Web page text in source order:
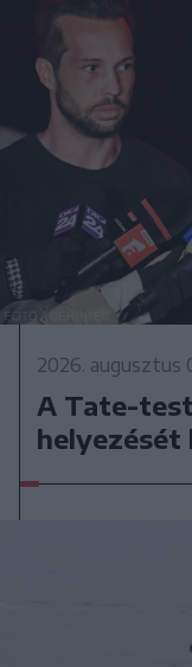
2026. augusztus
A Tate-
helyezését